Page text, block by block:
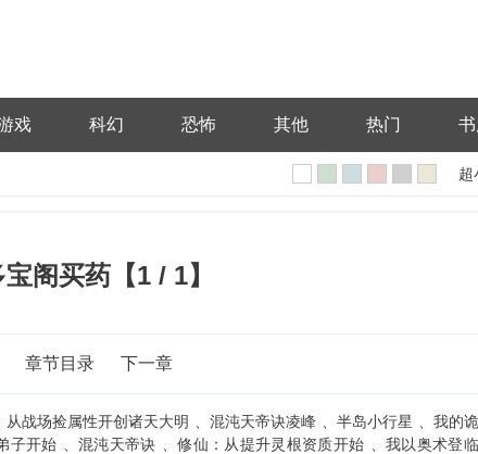
戏 科幻 恐怖 其他 热门
超
阁买药【1 / 1】
章节目录 下一章
从战场捡属性开创诸天大明 混沌天帝诀凌峰 半岛小行星
我的
子开始 混沌天帝诀 修仙：从提升灵根资质开始
我以奥术登